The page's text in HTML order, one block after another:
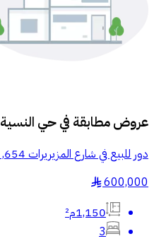
عروض مطابقة فيحي النسية
دور للبيع في شارع المزيريرات 654, مدينة المزيريرات, منطقة حائل
600,000
§
1,150م²
3